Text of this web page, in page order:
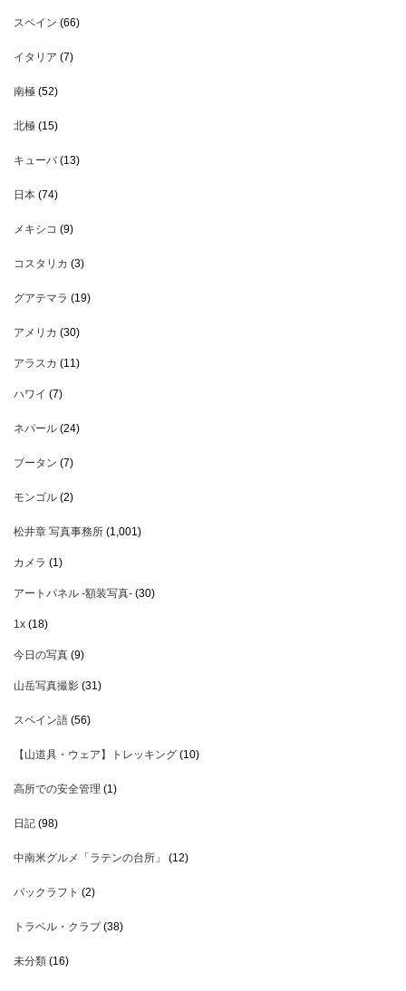
スペイン (66)
イタリア (7)
南極 (52)
北極 (15)
キューバ(13)
日本 (74)
メキシコ (9)
コスタリカ (3)
グアテマラ (19)
アメリカ (30)
アラスカ (11)
ハワイ (7)
ネパール (24)
ブータン (7)
モンゴル (2)
松井章 写真事務所 (1,001)
カメラ (1)
アートパネル -額装写真- (30)
1x (18)
今日の写真 (9)
山岳写真撮影 (31)
スペイン語 (56)
【山道具・ウェア】トレッキング (10)
高所での安全管理 (1)
日記 (98)
中南米グルメ「ラテンの台所」 (12)
パックラフト (2)
トラベル・クラブ (38)
未分類 (16)